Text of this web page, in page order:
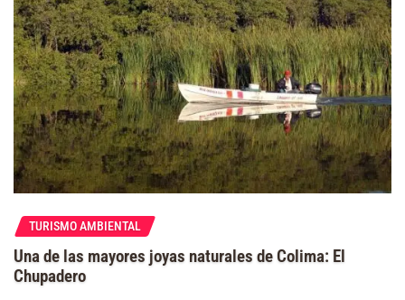
TURISMO AMBIENTAL
Una de las mayores joyas naturales de Colima: El
Chupadero